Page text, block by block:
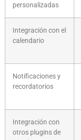
personalizadas
Integración con el
calendario
Notificaciones y
recordatorios
Integración con
otros plugins de